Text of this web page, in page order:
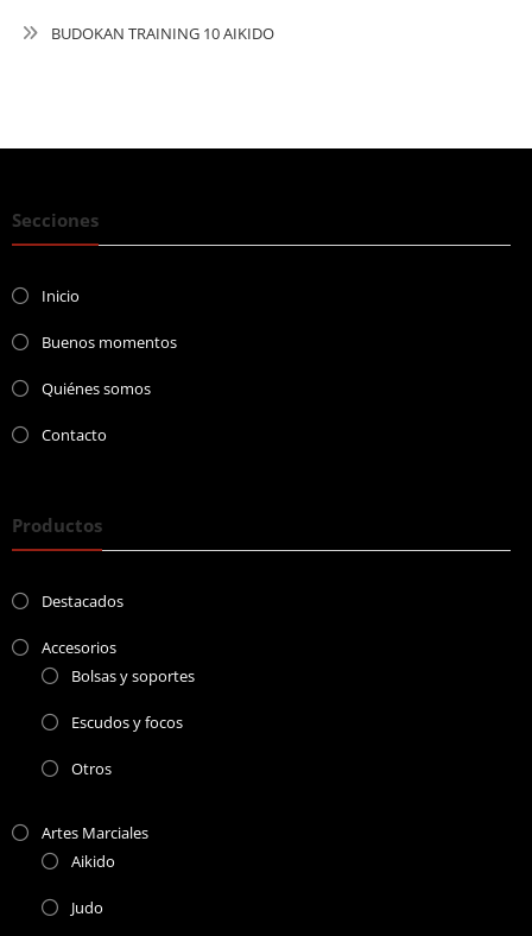
BUDOKAN TRAINING 10 AIKIDO
Secciones
Inicio
Buenos momentos
Quiénes somos
Contacto
Productos
Destacados
Accesorios
Bolsas y soportes
Escudos y focos
Otros
Artes Marciales
Aikido
Judo